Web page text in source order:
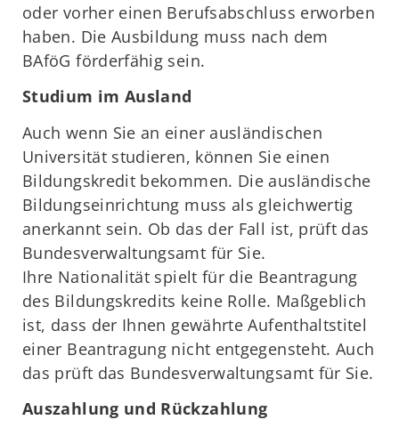
oder vorher einen Berufsabschluss erworben
haben. Die Ausbildung muss nach dem
BAföG förderfähig sein.
Studium im Ausland
Auch wenn Sie an einer ausländischen
Universität studieren, können Sie einen
Bildungskredit bekommen. Die ausländische
Bildungseinrichtung muss als gleichwertig
anerkannt sein. Ob das der Fall ist, prüft das
Bundesverwaltungsamt für Sie.
Ihre Nationalität spielt für die Beantragung
des Bildungskredits keine Rolle. Maßgeblich
ist, dass der Ihnen gewährte Aufenthaltstitel
einer Beantragung nicht entgegensteht. Auch
das prüft das Bundesverwaltungsamt für Sie.
Auszahlung und Rückzahlung